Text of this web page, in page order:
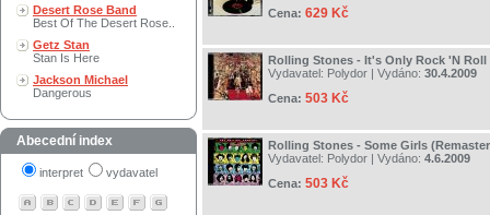
Desert Rose Band
Best Of The Desert Rose..
Getz Stan
Stan Is Here
Jackson Michael
Dangerous
Abecední index
interpret vydavatel
Cena: 629 Kč
Rolling Stones - It's Only Rock 'N Roll
Vydavatel: Polydor | Vydáno: 30.4.2009
Cena: 503 Kč
Rolling Stones - Some Girls
Vydavatel: Polydor | Vydáno: 4.6.2009
Cena: 503 Kč